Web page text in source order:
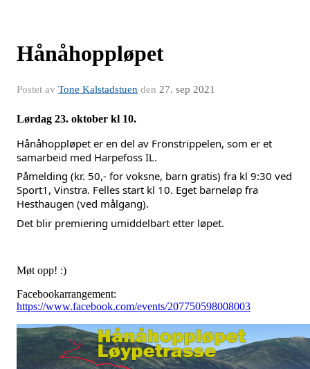
Hånåhoppløpet
Postet av Tone Kalstadstuen den 27. sep 2021
Lørdag 23. oktober kl 10.
Hånåhoppløpet er en del av Fronstrippelen, som er et
samarbeid med Harpefoss IL.
Påmelding (kr. 50,- for voksne, barn gratis) fra kl 9:30 ved
Sport1, Vinstra. Felles start kl 10. Eget barneløp fra
Hesthaugen (ved målgang).
Det blir premiering umiddelbart etter løpet.
Møt opp! :)
Facebookarrangement:
https://www.facebook.com/events/207750598008003